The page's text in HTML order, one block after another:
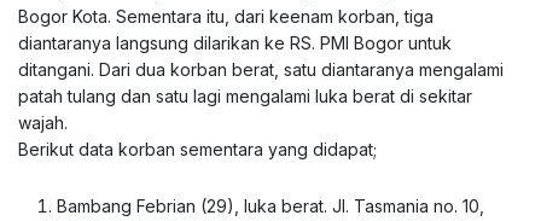
Bogor Kota. Sementara itu, dari keenam korban, tiga
diantaranya langsung dilarikan ke RS. PMI Bogor untuk
ditangani. Dari dua korban berat, satu diantaranya mengalami
patah tulang dan satu lagi mengalami luka berat di sekitar
wajah.
Berikut data korban sementara yang didapat;
Bambang Febrian (29), luka berat. Jl. Tasmania no. 10,